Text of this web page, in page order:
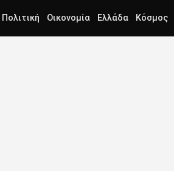
Πολιτική Οικονομία Ελλάδα Κόσμος